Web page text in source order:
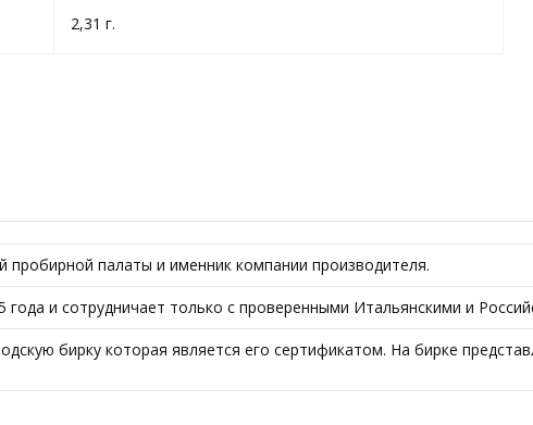
2,31 г.
палаты и именник компании производителя.
и сотрудничает только с проверенными Итальянскими и
бирку которая является его сертификатом. На бирке